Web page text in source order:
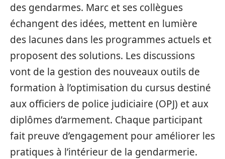
des gendarmes. Marc et ses collègues
échangent des idées, mettent en lumière
des lacunes dans les programmes actuels et
proposent des solutions. Les discussions
vont de la gestion des nouveaux outils de
formation à l’optimisation du cursus destiné
aux officiers de police judiciaire (OPJ) et aux
diplômes d’armement. Chaque participant
fait preuve d’engagement pour améliorer les
pratiques à l’intérieur de la gendarmerie.